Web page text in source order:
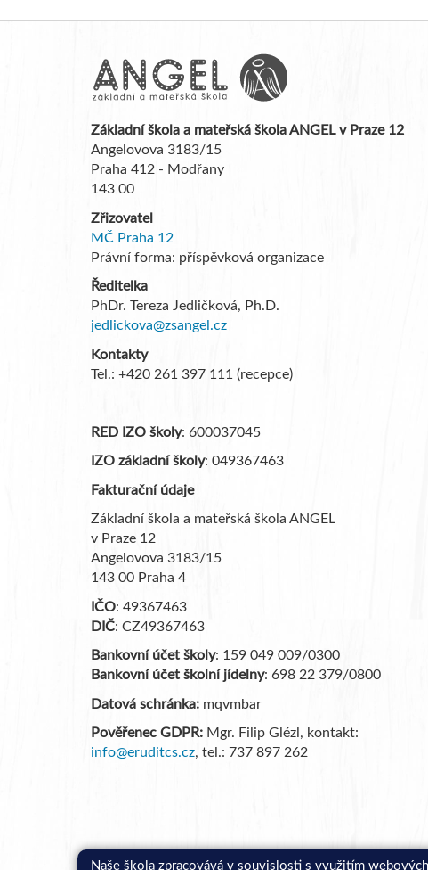
Základní škola a mateřská škola ANGEL v Praze 12
Angelovova 3183/15
Praha 412 - Modřany
143 00
Zřizovatel
MČ Praha 12
Právní forma: příspěvková organizace
Ředitelka
PhDr. Tereza Jedličková, Ph.D.
jedlickova@zsangel.cz
Kontakty
Tel.: +420 261 397 111 (recepce)
RED IZO školy: 600037045
IZO základní školy: 049367463
Fakturační údaje
Základní škola a mateřská škola ANGEL
v Praze 12
Angelovova 3183/15
143 00 Praha 4
IČO: 49367463
DIČ: CZ49367463
Bankovní účet školy: 159 049 009/0300
Bankovní účet školní jídelny: 698 22 379/0800
Datová schránka: mqvmbar
Pověřenec GDPR: Mgr. Filip Glézl, kontakt:
info@eruditcs.cz, tel.: 737 897 262
Naše škola zpracovává v souvislosti s využitím